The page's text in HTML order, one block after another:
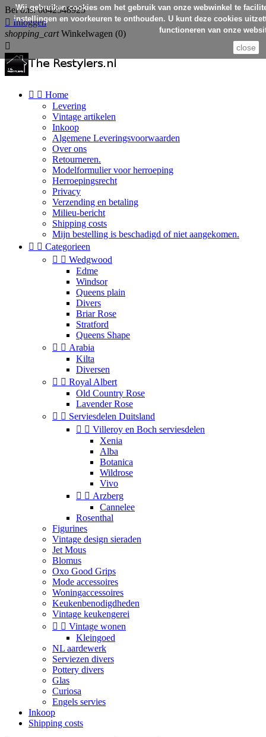
Bel ons:0642548925
 Inloggen
shopping_cart Winkelwagen (0)

  Home
Levering
Vintage artikelen
Inkoop
Algemene Leveringsvoorwaarden
Over ons
Retourneren.
Modelformulier voor herroeping
Herroepingsrecht
Privacy
Verzending en betaling
Milieu-bericht
Shipping costs
Mijn bestelling is beschadigd of niet aangekomen.
  Categorieen
  Wedgwood
Edme
Windsor
Queens plain
Divers
Briar Rose
Stratford
Queens Shape
  Arabia
Kilta
Diversen
  Royal Albert
Old Country Rose
Lavender Rose
  Serviesdelen Duitsland
  Villeroy en Boch serviesdelen
Xenia
Alba
Botanica
Wildrose
Vivo
  Arzberg
Cannelee
Rosenthal
Figurines
Vintage design sieraden
Jet Mous
Blomus
Oxo Good Grips
Mode accessoires
Woningaccessoires
Keukenbenodigdheden
Vintage keukengerei
  Vintage wonen
Kleingoed
NL aardewerk
Serviezen divers
Pottery divers
Glas
Curiosa
Engels servies
Inkoop
Shipping costs
Wij gebruiken cookies om het gebruik van onze webwinkel te
instellingen en voorkeuren te onthouden. U kunt deze cookies
functioneren van onze
close